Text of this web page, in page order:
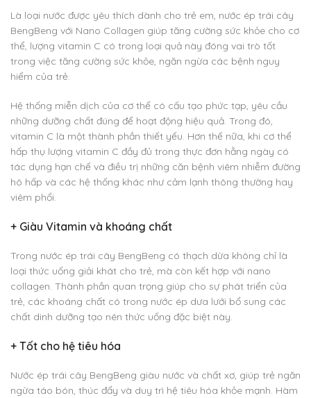
Là loại nước được yêu thích dành cho trẻ em, nước ép trái cây
BengBeng với Nano Collagen giúp tăng cường sức khỏe cho cơ
thể, lượng vitamin C có trong loại quả này đóng vai trò tốt
trong việc tăng cường sức khỏe, ngăn ngừa các bệnh nguy
hiểm của trẻ.
Hệ thống miễn dịch của cơ thể có cấu tạo phức tạp, yêu cầu
những dưỡng chất đúng để hoạt động hiệu quả. Trong đó,
vitamin C là một thành phần thiết yếu. Hơn thế nữa, khi cơ thể
hấp thụ lượng vitamin C đầy đủ trong thực đơn hằng ngày có
tác dụng hạn chế và điều trị những căn bệnh viêm nhiễm đường
hô hấp và các hệ thống khác như cảm lạnh thông thường hay
viêm phổi.
+ Giàu Vitamin và khoáng chất
Trong nước ép trái cây BengBeng có thạch dừa không chỉ là
loại thức uống giải khát cho trẻ, mà còn kết hợp với nano
collagen. Thành phần quan trọng giúp cho sự phát triển của
trẻ, các khoáng chất có trong nước ép dưa lưới bổ sung các
chất dinh dưỡng tạo nên thức uống đặc biệt này.
+ Tốt cho hệ tiêu hóa
Nước ép trái cây BengBeng giàu nước và chất xơ, giúp trẻ ngăn
ngừa táo bón, thúc đẩy và duy trì hệ tiêu hóa khỏe mạnh. Hàm